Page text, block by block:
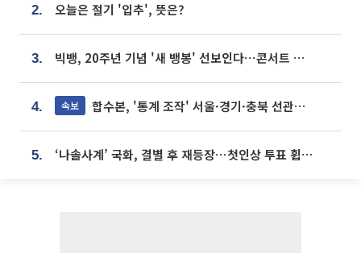
2. 오늘은 절기 '입추', 뜻은?
3. 빅뱅, 20주년 기념 '새 뱅봉' 선보인다⋯콘서트 앞두고 팝업 개최
4. 속보 합수본, '통계 조작' 서울·경기·충북 선관위 등 추가 압수수색
5. ‘나솔사계’ 국화, 결별 후 재등장⋯첫인상 투표 휩쓸고 ‘인기녀’ 등극